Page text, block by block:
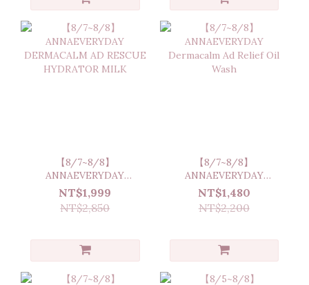
【8/7~8/8】
ANNAEVERYDAY
DERMACALM AD
RESCUE HYDRATOR
MILK
NT$1,999
NT$2,850
【8/7~8/8】
ANNAEVERYDAY
Dermacalm Ad Relief Oil
Wash
NT$1,480
NT$2,200